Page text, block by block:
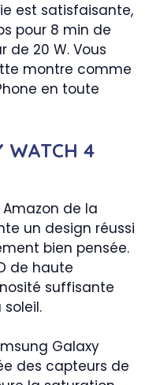
est satisfaisante,
pour 8 min de
20 W. Vous
montre comme
en toute
WATCH 4
de la
un design réussi
bien pensée.
de haute
suffisante
Galaxy
des capteurs de